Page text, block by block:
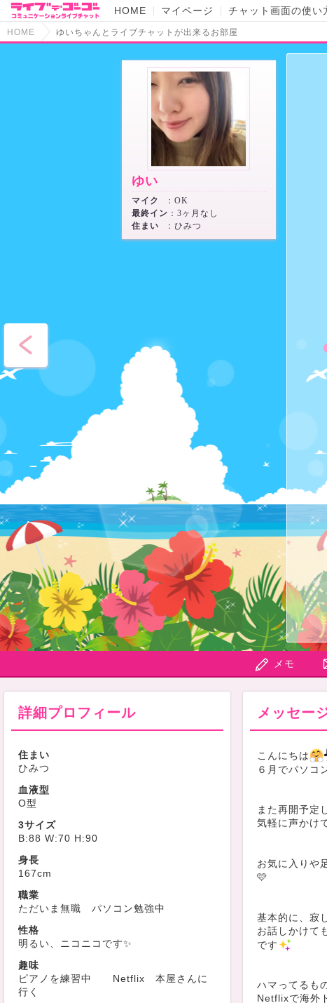
HOME マイページ チャット画面の使い
HOME ゆいちゃんとライブチャットが出来るお部屋
ゆい
マイク
：OK
最終イン ：3ヶ月なし
住まい
：ひみつ
メモ
詳細プロフィール
住まい
ひみつ
血液型
O型
3サイズ
B:88 W:70 H:90
身長
167cm
職業
ただいま無職 パソコン勉強中
性格
明るい、ニコニコです✨
趣味
ピアノを練習中 Netflix 本屋さんに
行く
メッセー
こんにちは
６月でパソコ
また再開予定
気軽に声かけ
お気に入りや
🩷
基本的に、寂
お話しかけて
です
ハマってるも
Netflixで海外